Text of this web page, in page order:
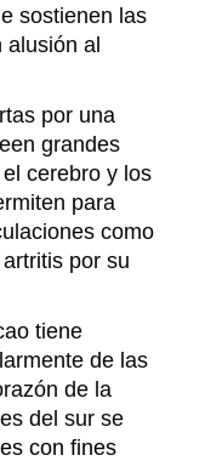
sostienen las
alusión al
por una
grandes
cerebro y los
para
como
por su
tiene
de las
de la
del sur se
con fines